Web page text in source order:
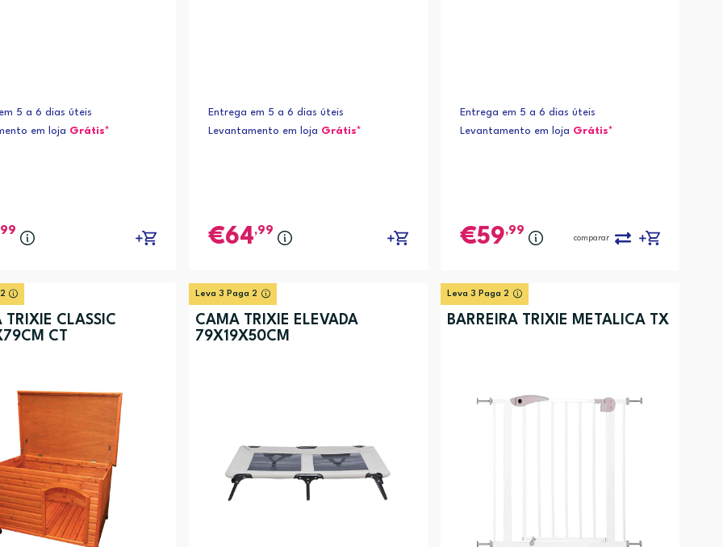
5 a 6 dias úteis
em loja Grátis*
Entrega em 5 a 6 dias úteis
Levantamento em loja Grátis*
64,99
Entrega em 5 a 6 dias úteis
Levantamento em loja Grátis*
59,99
comparar
TRIXIE CLASSIC
CT
Leva 3 Paga 2
CAMA TRIXIE ELEVADA
79X19X50CM
Leva 3 Paga 2
BARREIRA TRIXIE METALICA TX